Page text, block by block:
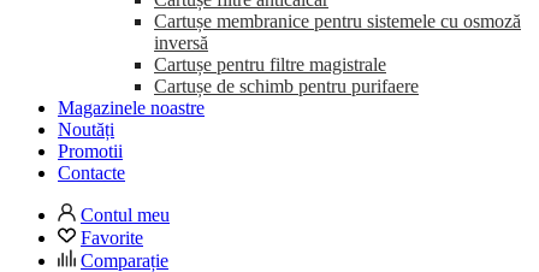
Cartușe membranice pentru sistemele cu osmoză
inversă
Cartușe pentru filtre magistrale
Cartușe de schimb pentru purifaere
Magazinele noastre
Noutăți
Promotii
Contacte
Contul meu
Favorite
Comparație